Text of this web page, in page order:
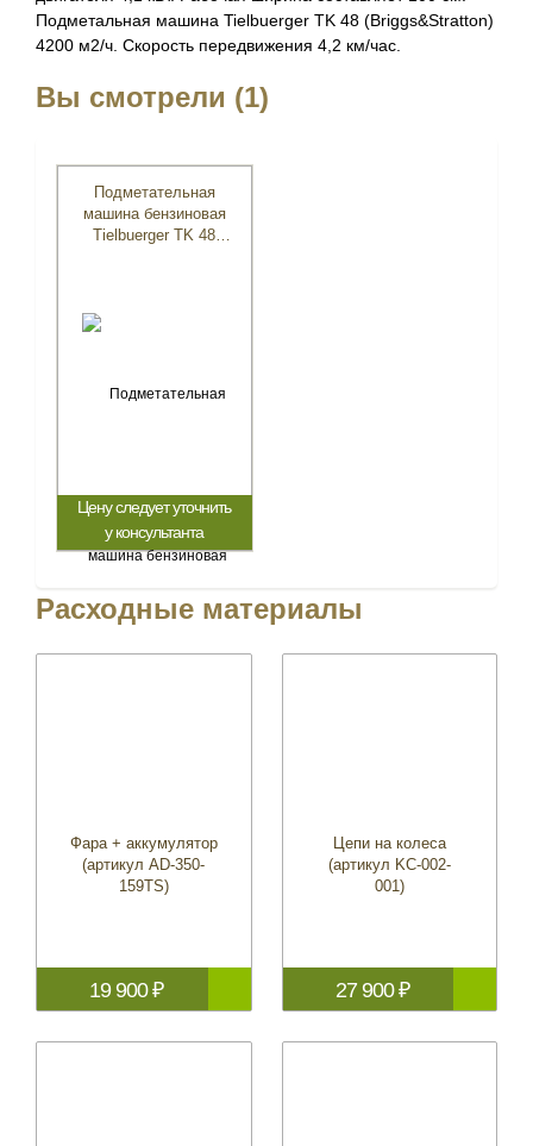
Подметальная машина Tielbuerger TK 48 (Briggs&Stratton)
4200 м2/ч. Скорость передвижения 4,2 км/час.
Вы смотрели (1)
Подметательная
машина бензиновая
Tielbuerger TK 48
Цену следует уточнить
у консультанта
Расходные материалы
Фара + аккумулятор
(артикул AD-350-
159TS)
19 900 ₽
Цепи на колеса
(артикул KC-002-
001)
27 900 ₽